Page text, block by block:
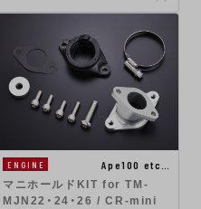
ENGINE
Ape100 etc…
マニホールドKIT for TM-
MJN22・24・26 / CR-mini